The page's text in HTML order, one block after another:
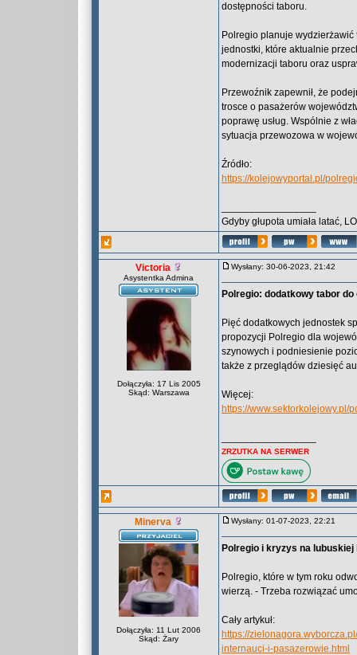
dostępności taboru.
Polregio planuje
jednostki, które aktualnie
modernizacji taboru oraz
Przewoźnik zapewnił, że
trosce o pasażerów
poprawę usług. Wspólnie z
sytuacja przewozowa w
Źródło:
https://kolejowyportal.pl/
Gdyby głupota umiała latać,
Victoria
Asystentka Admina
Dołączyła: 17 Lis 2005
Skąd: Warszawa
Wysłany: 30-06-2023, 21:42
Polregio: dodatkowy tabor
Pięć dodatkowych jednostek
propozycji Polregio dla
szynowych i podniesienie
także z przeglądów dziesięć
Więcej:
https://
ZRZUTKA NA SERWER
Minerva
Dołączyła: 11 Lut 2006
Skąd: Żary
Wysłany: 01-07-2023, 22:21
Polregio i kryzys na
Polregio, które w tym roku
wierzą. - Trzeba rozwiązać
Cały artykuł:
https://
internauci-i-pasazerowie.html